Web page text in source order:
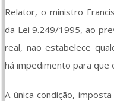
Relator, o ministro
da Lei 9.249/1995, ao
real, não estabelece
há impedimento para que
A única condição,